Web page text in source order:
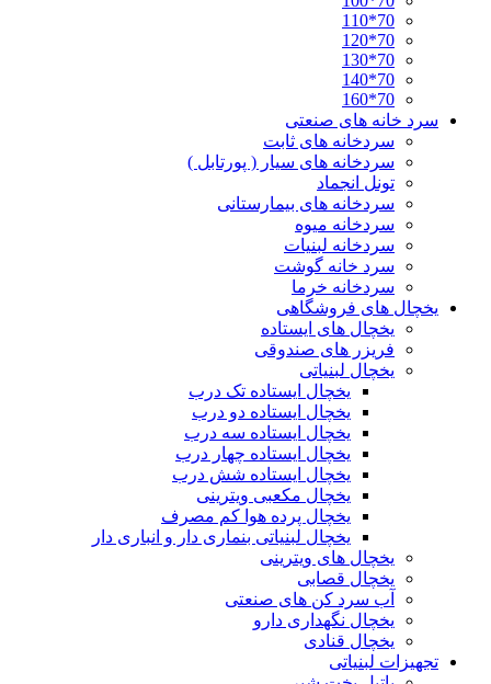
70*110
70*120
70*130
70*140
70*160
سرد خانه های صنعتی
سردخانه های ثابت
سردخانه های سیار ( پورتابل )
تونل انجماد
سردخانه های بیمارستانی
سردخانه میوه
سردخانه لبنیات
سرد خانه گوشت
سردخانه خرما
یخچال های فروشگاهی
یخچال های ایستاده
فریزر های صندوقی
یخچال لبنیاتی
یخچال ایستاده تک درب
یخچال ایستاده دو درب
یخچال ایستاده سه درب
یخچال ایستاده چهار درب
یخچال ایستاده شش درب
یخچال مکعبی ویترینی
یخچال پرده هوا کم مصرف
یخچال لبنیاتی بنماری دار و انباری دار
یخچال های ویترینی
یخچال قصابی
آب سرد کن های صنعتی
یخچال نگهداری دارو
یخچال قنادی
تجهیزات لبنیاتی